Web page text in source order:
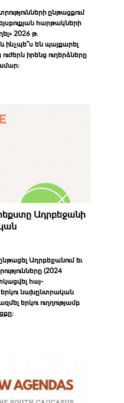
ընթացքում
հարթակների
2026 թ.
ինչպե՞ս են պայքարել
իրենց ուղերձները
Ադրբեջանի
Ադրբեջանում եւ
(2024
հայ-
նախընտրական
երկու ուղղությամբ